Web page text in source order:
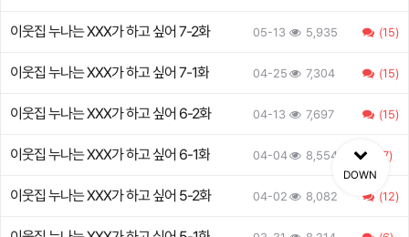
이웃집 누나는 XXX가 하고 싶어 7-2화 05-13 5,935 (15)
이웃집 누나는 XXX가 하고 싶어 7-1화 04-25 7,304 (15)
이웃집 누나는 XXX가 하고 싶어 6-2화 04-13 7,697 (15)
이웃집 누나는 XXX가 하고 싶어 6-1화 04-04 8,554 (7)
이웃집 누나는 XXX가 하고 싶어 5-2화 04-02 8,082 (12)
DOWN